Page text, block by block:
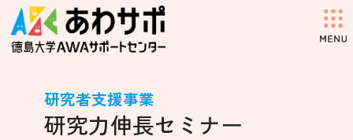
研究者支援事業
研究力伸長セミナー